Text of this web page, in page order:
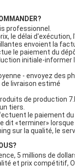
professionnel.
le délai
envoient la
le paiement du
initiale-
- envoyez des
de livraison estimé
de production
tiers.
le paiement du
dit «terminer»
sur la qualité, le
5 millions de
et prix compétitif,